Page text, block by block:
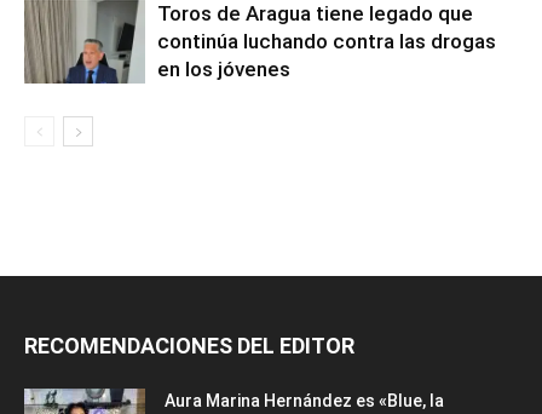
Toros de Aragua tiene legado que
continúa luchando contra las drogas
en los jóvenes
RECOMENDACIONES DEL EDITOR
Aura Marina Hernández es «Blue, la